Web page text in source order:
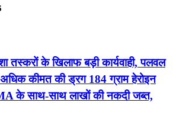
तस्करों के खिलाफ बड़ी कार्यवाही, पलवल
कीमत की ड्रग 184 ग्राम हेरोइन
के साथ-साथ लाखों की नकदी जब्त,